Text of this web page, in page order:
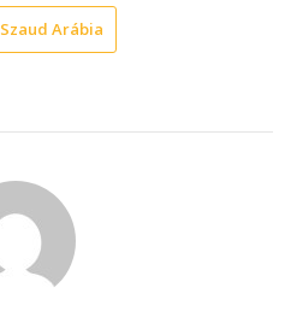
Szaud Arábia